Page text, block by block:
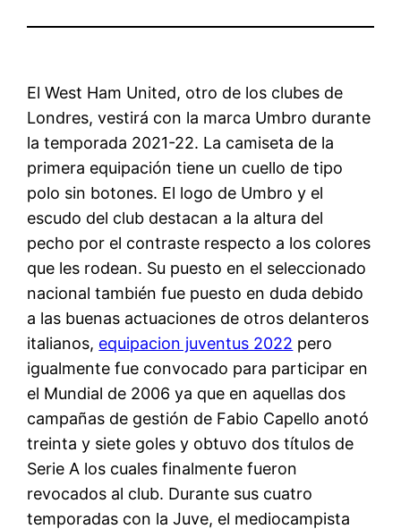
El West Ham United, otro de los clubes de
Londres, vestirá con la marca Umbro durante
la temporada 2021-22. La camiseta de la
primera equipación tiene un cuello de tipo
polo sin botones. El logo de Umbro y el
escudo del club destacan a la altura del
pecho por el contraste respecto a los colores
que les rodean. Su puesto en el seleccionado
nacional también fue puesto en duda debido
a las buenas actuaciones de otros delanteros
italianos, equipacion juventus 2022 pero
igualmente fue convocado para participar en
el Mundial de 2006 ya que en aquellas dos
campañas de gestión de Fabio Capello anotó
treinta y siete goles y obtuvo dos títulos de
Serie A los cuales finalmente fueron
revocados al club. Durante sus cuatro
temporadas con la Juve, el mediocampista